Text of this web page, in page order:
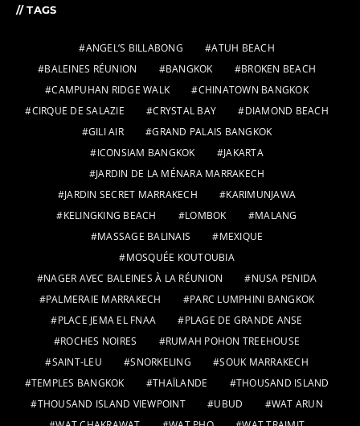
// TAGS
ANGEL’S BILLABONG
ATUH BEACH
BALEINES RÉUNION
BANGKOK
BROKEN BEACH
CAMPUHAN RIDGE WALK
CHINATOWN BANGKOK
CIRQUE DE SALAZIE
CRYSTAL BAY
DIAMOND BEACH
GILI AIR
GRAND PALAIS BANGKOK
ICONSIAM BANGKOK
JAKARTA
JARDIN DE LA MÉNARA MARRAKECH
JARDIN SECRET MARRAKECH
KARIMUNJAWA
KELINGKING BEACH
LOMBOK
MALANG
MASSAGE BALINAIS
MEXIQUE
MOSQUÉE KOUTOUBIA
NAGER AVEC BALEINES À LA RÉUNION
NUSA PENIDA
PALMERAIE MARRAKECH
PARC LUMPHINI BANGKOK
PLACE JEMA EL FNAA
PLAGE DE GRANDE ANSE
ROCHES NOIRES
RUMAH POHON TREEHOUSE
SAINT-LEU
SNORKELING
SOUK MARRAKECH
TEMPLES BANGKOK
THAÏLANDE
THOUSAND ISLAND
THOUSAND ISLAND VIEWPOINT
UBUD
WAT ARUN